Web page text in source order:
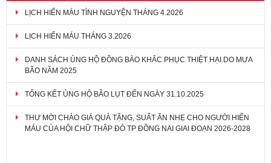
LỊCH HIẾN MÁU TÌNH NGUYỆN THÁNG 4.2026
LỊCH HIẾN MÁU THÁNG 3.2026
DANH SÁCH ỦNG HỘ ĐỒNG BÀO KHẮC PHỤC THIỆT HẠI DO MƯA
BÃO NĂM 2025
TỔNG KẾT ỦNG HỘ BÃO LỤT ĐẾN NGÀY 31.10.2025
THƯ MỜI CHÀO GIÁ QUÀ TẶNG, SUẤT ĂN NHẸ CHO NGƯỜI HIẾN
MÁU CỦA HỘI CHỮ THẬP ĐỎ TP ĐỒNG NAI GIAI ĐOẠN 2026-2028